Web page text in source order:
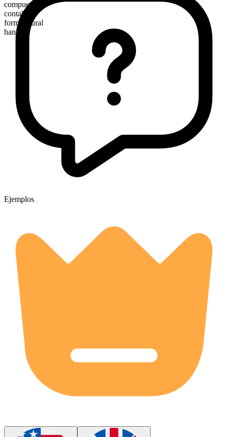
compuesto
contable
forma plural
hangers
Ejemplos